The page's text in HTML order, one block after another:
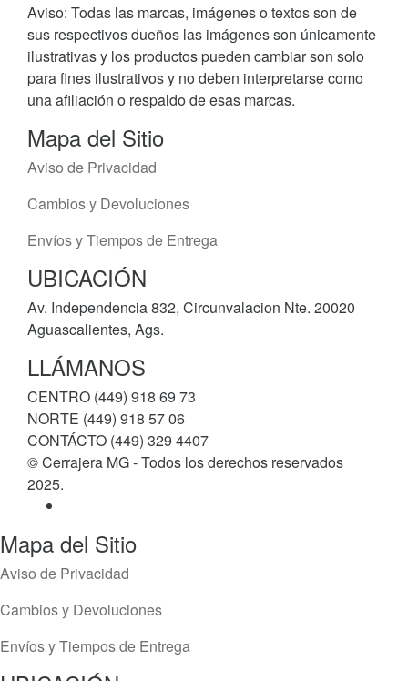
Aviso: Todas las marcas, imágenes o textos son de
sus respectivos dueños las imágenes son únicamente
ilustrativas y los productos pueden cambiar son solo
para fines ilustrativos y no deben interpretarse como
una afiliación o respaldo de esas marcas.
Mapa del Sitio
Aviso de Privacidad
Cambios y Devoluciones
Envíos y Tiempos de Entrega
UBICACIÓN
Av. Independencia 832, Circunvalacion Nte. 20020
Aguascalientes, Ags.
LLÁMANOS
CENTRO (449) 918 69 73
NORTE (449) 918 57 06
CONTÁCTO (449) 329 4407
© Cerrajera MG - Todos los derechos reservados
2025.
Mapa del Sitio
Aviso de Privacidad
Cambios y Devoluciones
Envíos y Tiempos de Entrega